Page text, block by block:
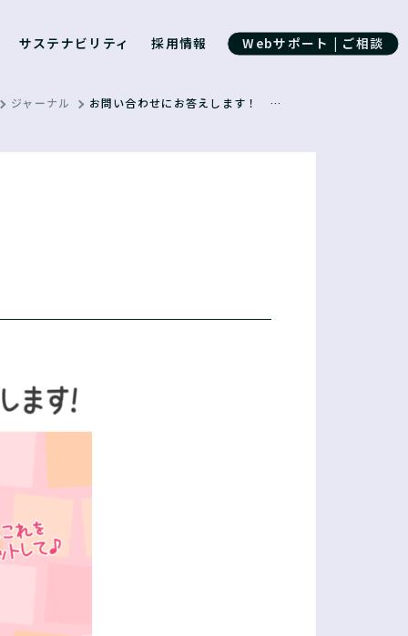
サステナビリティ 採用情報 Webサポート | ご相談
ジャーナル お問い合わせにお答えします！ 第3回